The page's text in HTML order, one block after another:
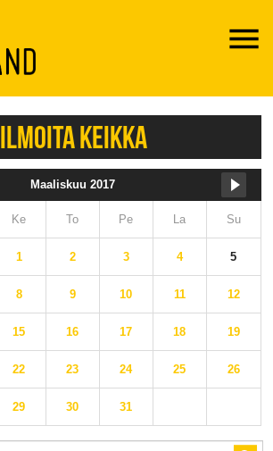
ILMOITA KEIKKA
Maaliskuu 2017
Ke To Pe La Su
1 2 3 4 5
8 9 10 11 12
15 16 17 18 19
22 23 24 25 26
29 30 31